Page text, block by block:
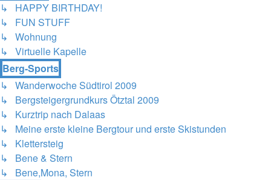
↳ HAPPY BIRTHDAY!
↳ FUN STUFF
↳ Wohnung
↳ Virtuelle Kapelle
Berg-Sports
↳ Wanderwoche Südtirol 2009
↳ Bergsteigergrundkurs Ötztal 2009
↳ Kurztrip nach Dalaas
↳ Meine erste kleine Bergtour und erste Skistunden
↳ Klettersteig
↳ Bene & Stern
↳ Bene,Mona, Stern